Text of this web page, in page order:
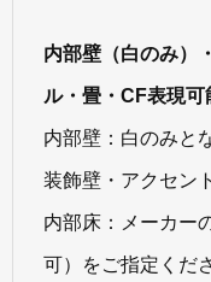
内部壁（白のみ）
ル・畳・CF表現可
内部壁：白のみと
装飾壁・アクセン
内部床：メーカー
可）をご指定くだ